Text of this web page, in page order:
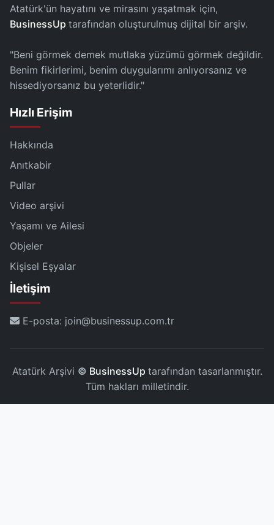
Atatürk'ün hayatını ve mirasını yaşatmak için,
BusinessUp tarafından oluşturulmuş dijital bir arşiv.
"Beni görmek demek mutlaka yüzümü görmek değildir.
Benim fikirlerimi, benim duygularımı anlıyorsanız ve
hissediyorsanız bu yeterlidir."
Hızlı Erişim
Hakkında
Anıtkabir
Pullar
Video arşivi
Yaşamı ve Ailesi
Objeler
Kişisel Eşyalar
İletişim
E-posta: join@businessup.com.tr
Atatürk Arşivi © BusinessUp tarafından tasarlanmıştır.
Tüm hakları milletindir.